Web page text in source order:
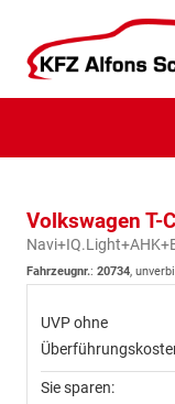
Volkswagen T-
Fahrzeugnr.: 20734,
UVP ohne
Sie sparen: